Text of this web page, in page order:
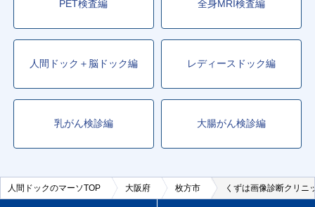
PET検査編 全身MRI検査編
人間ドック＋脳ドック編 レディースドック編
乳がん検診編 大腸がん検診編
人間ドックのマーソTOP 大阪府 枚方市 くずは画像診断クリニ